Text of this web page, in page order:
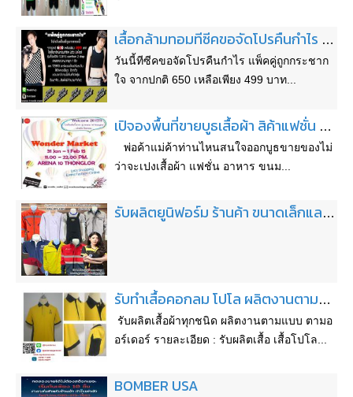
เสื้อกล้ามทอมทีซีคขอจัดโปรคืนกำไร ราคาคุ้มคุณภาพยิ่งกว่าคุ้ม
วันนี้ทีซีคขอจัดโปรคืนกำไร แพ็คคู่ถูกกระชาก
ใจ จากปกติ 650 เหลือเพียง 499 บาท...
เปิจองพื้นที่ขายบูธเสื้อผ้า สิค้าแฟชั่น อาหาร ที่Arena10 ทองหล่อ
พ่อค้าแม่ค้าท่านไหนสนใจออกบูธขายของไม่
ว่าจะเปงเสื้อผ้า แฟชั่น อาหาร ขนม...
รับผลิตยูนิฟอร์ม ร้านค้า ขนาดเล็กและขนาดใหญ่
รับทำเสื้อคอกลม โปโล ผลิตงานตามแบบ ตามออร์เดอร์ เนื้อผ้าดี ราคาถูก
รับผลิตเสื้อผ้าทุกชนิด ผลิตงานตามแบบ ตามอ
อร์เดอร์ รายละเอียด : รับผลิตเสื้อ เสื้อโปโล...
BOMBER USA